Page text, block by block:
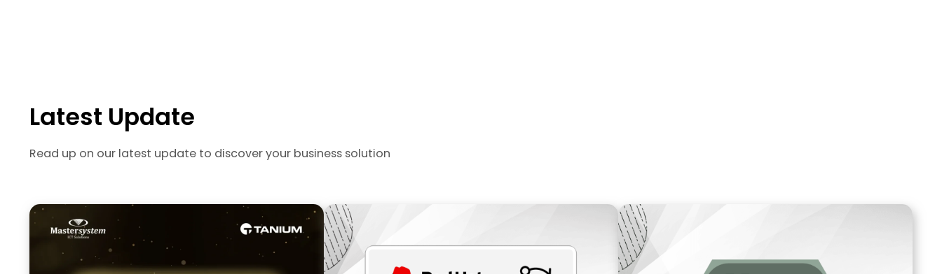
Latest Update
Read up on our latest update to discover your business solution